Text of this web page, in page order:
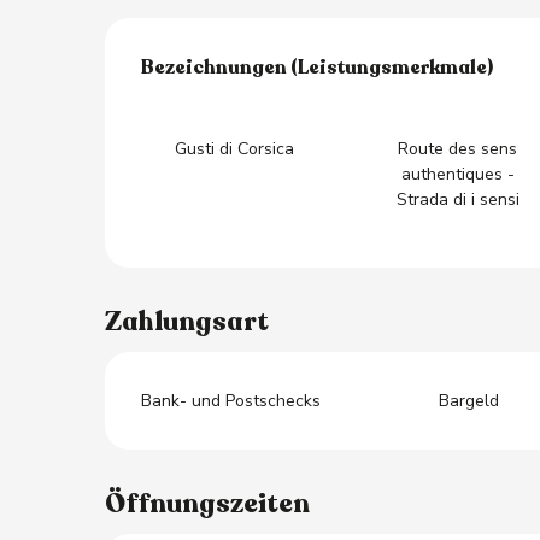
Bezeichnungen (Leistungsmerkmale)
Bezeichnungen (Leistungsmerkmale)
Gusti di Corsica
Route des sens
authentiques -
Strada di i sensi
Zahlungsart
Bank- und Postschecks Bargeld
Öffnungszeiten